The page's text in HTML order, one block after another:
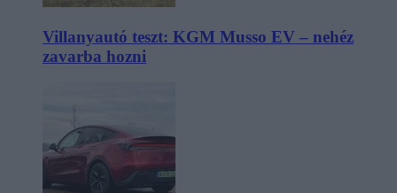
Villanyautó teszt: KGM Musso EV – nehéz
zavarba hozni